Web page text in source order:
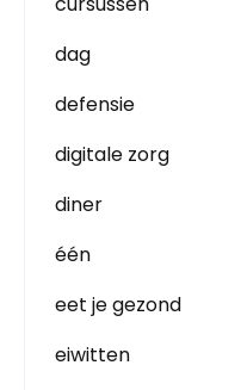
dag
defensie
digitale zorg
diner
één
eet je gezond
eiwitten